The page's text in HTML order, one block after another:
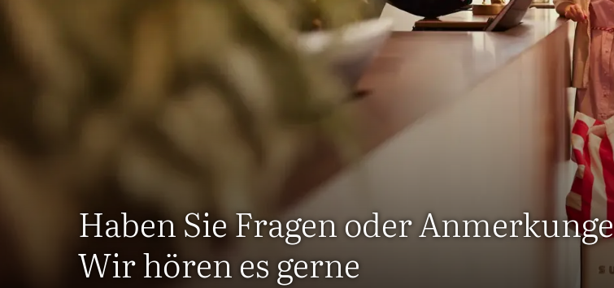
Haben Sie Fragen oder
Wir hören es gerne